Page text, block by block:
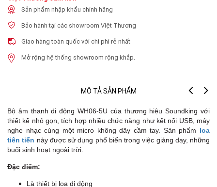
Sản phẩm nhập khẩu chính hãng
Bảo hành tại các showroom Việt Thương
Giao hàng toàn quốc với chi phí rẻ nhất
Mở rộng hệ thống showroom rộng khắp.
MÔ TẢ SẢN PHẨM
Bộ âm thanh di động WH06-5U của thương hiệu Soundking với
thiết kế nhỏ gọn, tích hợp nhiều chức năng như kết nối USB, máy
nghe nhạc cùng một micro không dây cầm tay. Sản phẩm loa
tiên tiến này được sử dụng phổ biến trong việc giảng dạy, những
buổi sinh hoạt ngoài trời.
Đặc điểm:
Là thiết bị loa di động